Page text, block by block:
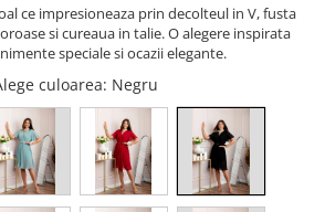
ce impresioneaza prin decolteul in V, fusta
si cureaua in talie. O alegere inspirata
speciale si ocazii elegante.
culoarea: Negru